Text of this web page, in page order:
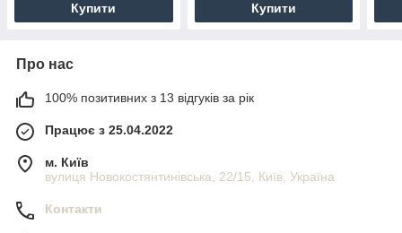
Купити Купити
Про нас
100% позитивних з 13 відгуків за рік
Працює з 25.04.2022
м. Київ
вулиця Новокостянтинівська, 22/15, Київ, Україна
Контакти